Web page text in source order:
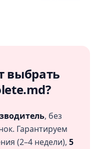
выбрать
, без
Гарантируем
(2–4 недели), 5